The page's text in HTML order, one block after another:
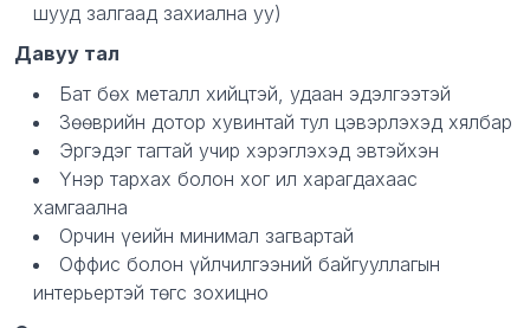
шууд залгаад захиална уу)
Давуу тал
Бат бөх металл хийцтэй, удаан эдэлгээтэй
Зөөврийн дотор хувинтай тул цэвэрлэхэд хялбар
Эргэдэг тагтай учир хэрэглэхэд эвтэйхэн
Үнэр тархах болон хог ил харагдахаас
хамгаална
Орчин үеийн минимал загвартай
Оффис болон үйлчилгээний байгууллагын
интерьертэй төгс зохицно